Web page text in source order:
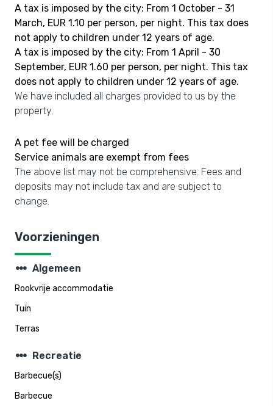
A tax is imposed by the city: From 1 October - 31
March, EUR 1.10 per person, per night. This tax does
not apply to children under 12 years of age.
A tax is imposed by the city: From 1 April - 30
September, EUR 1.60 per person, per night. This tax
does not apply to children under 12 years of age.
We have included all charges provided to us by the
property.
A pet fee will be charged
Service animals are exempt from fees
The above list may not be comprehensive. Fees and
deposits may not include tax and are subject to
change.
Voorzieningen
steppers Algemeen
Rookvrije accommodatie
Tuin
Terras
steppers Recreatie
Barbecue(s)
Barbecue